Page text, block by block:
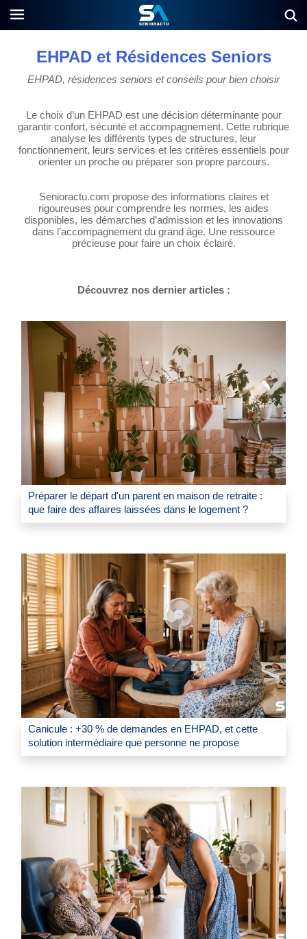
EHPAD et Résidences Seniors
EHPAD, résidences seniors et conseils pour bien choisir
Le choix d’un EHPAD est une décision déterminante pour
garantir confort, sécurité et accompagnement. Cette rubrique
analyse les différents types de structures, leur
fonctionnement, leurs services et les critères essentiels pour
orienter un proche ou préparer son propre parcours.
Senioractu.com propose des informations claires et
rigoureuses pour comprendre les normes, les aides
disponibles, les démarches d’admission et les innovations
dans l’accompagnement du grand âge. Une ressource
précieuse pour faire un choix éclairé.
Découvrez nos dernier articles :
Préparer le départ d'un parent en maison de retraite :
que faire des affaires laissées dans le logement ?
Canicule : +30 % de demandes en EHPAD, et cette
solution intermédiaire que personne ne propose